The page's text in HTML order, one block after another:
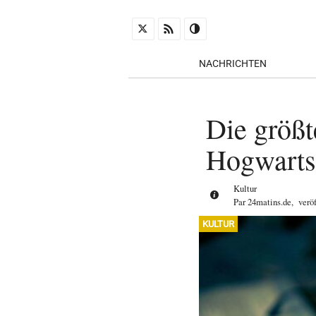
NACHRICHTEN
Die
Kultur
Par24matins.de,
KULTUR